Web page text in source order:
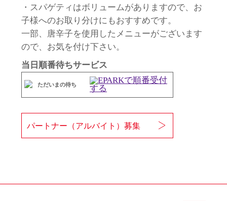
・スパゲティはボリュームがありますので、お
子様へのお取り分けにもおすすめです。
一部、唐辛子を使用したメニューがございます
ので、お気を付け下さい。
当日順番待ちサービス
ただいまの待ち
パートナー（アルバイト）募集